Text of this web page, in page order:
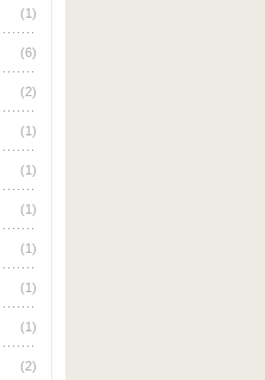
(1)
(6)
(2)
(1)
(1)
(1)
(1)
(1)
(1)
(2)